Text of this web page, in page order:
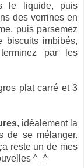
le liquide, puis
des verrines en
puis parsemez
biscuits imbibés,
par les
plat carré et 3
, idéalement la
de se mélanger.
reste un de mes
^_^